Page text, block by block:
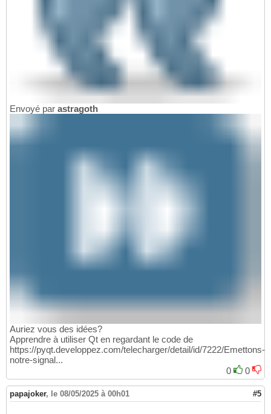
Envoyé par astragoth
Auriez vous des idées?
Apprendre à utiliser Qt en regardant le code de
https://pyqt.developpez.com/telecharger/detail/id/7222/Emettons-
notre-signal...
0
0
papajoker, le 08/05/2025 à 00h01 #5